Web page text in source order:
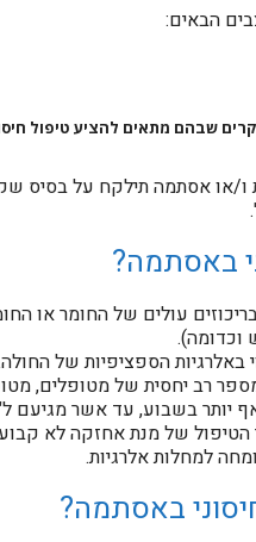
הבאים:
שבהם מתאים להציע טיפול
ו/או אסתמה תילקח על בסיס
באסתמה?
עולים של החומר או
וכדומה).
הספציפיות של
רב יחסית של מטופלים,
יותר בשבוע, עד אשר מגיעם
ב3-6 שבועות. משך הטיפול של מנת
למחלות אלרגיות.
באסתמה?